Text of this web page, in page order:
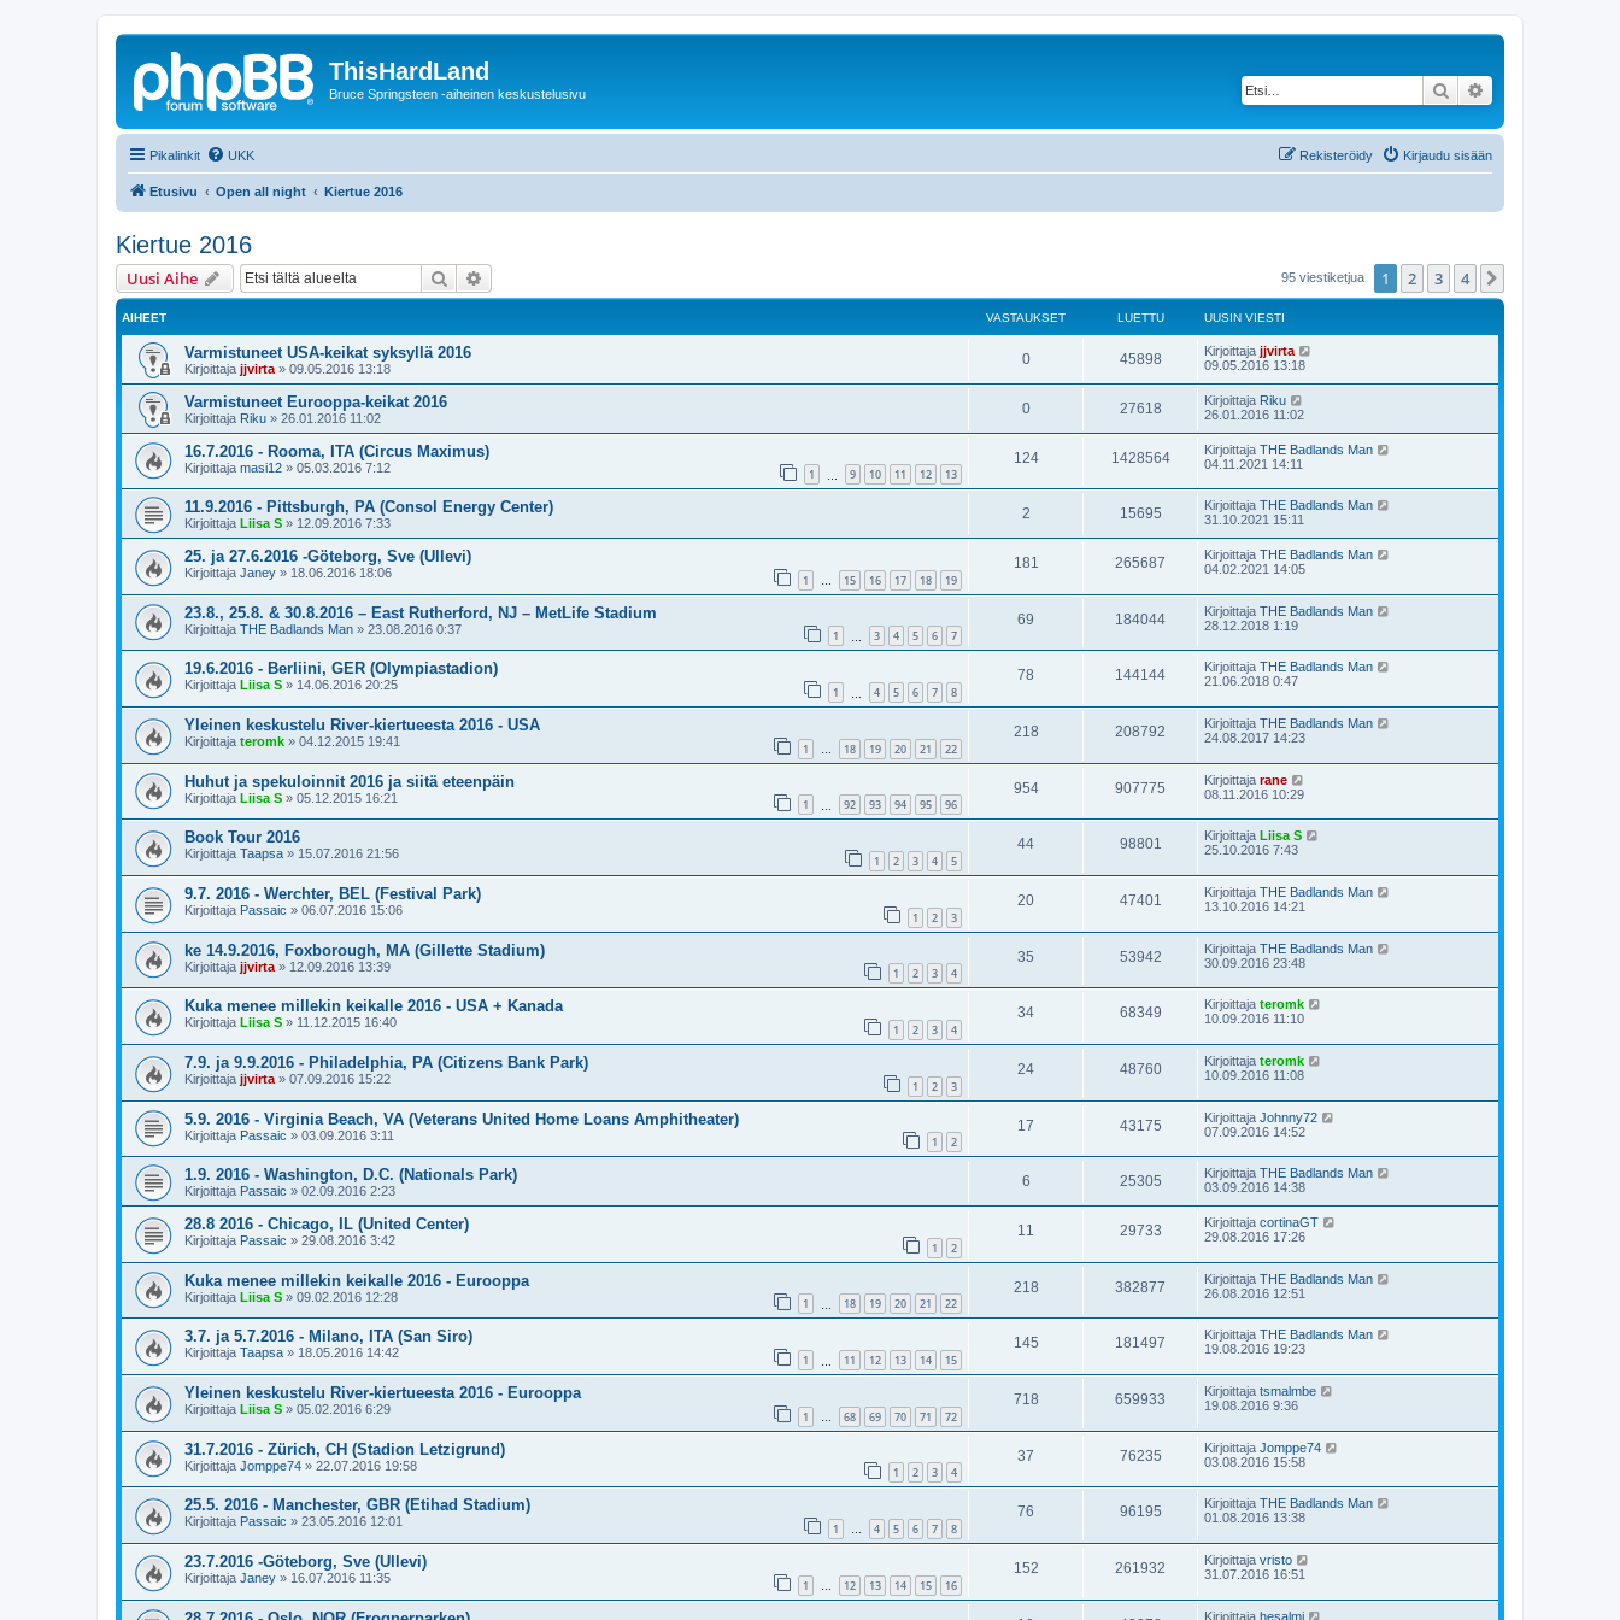
ThisHardLand
Bruce Springsteen -aiheinen keskustelusivu Etsi
Pikalinkit UKK Kirjaudu sisään
Rekisteröidy
Etusivu Open all night Kiertue 2016
Kiertue 2016
Uusi Aihe Etsi 95 viestiketjua 1 2 3 4
AIHEET VASTAUKSET LUETTU UUSIN VIESTI
Varmistuneet USA-keikat syksyllä 2016
Kirjoittaja jjvirta » 09.05.2016 13:18
0 45898 Kirjoittaja jjvirta
09.05.2016 13:18
Varmistuneet Eurooppa-keikat 2016
Kirjoittaja Riku » 26.01.2016 11:02
0 27618 Kirjoittaja Riku
26.01.2016 11:02
16.7.2016 - Rooma, ITA (Circus Maximus)
Kirjoittaja masi12 » 05.03.2016 7:12 1 9 10 11 12 13
124 1428564 Kirjoittaja THE Badlands Man
04.11.2021 14:11
11.9.2016 - Pittsburgh, PA (Consol Energy Center)
Kirjoittaja Liisa S » 12.09.2016 7:33
2 15695 Kirjoittaja THE Badlands Man
31.10.2021 15:11
25. ja 27.6.2016 -Göteborg, Sve (Ullevi)
Kirjoittaja Janey » 18.06.2016 18:06 1 … 15 16 17 18 19
181 265687 Kirjoittaja THE Badlands Man
04.02.2021 14:05
23.8., 25.8. & 30.8.2016 – East Rutherford, NJ – MetLife Stadium
Kirjoittaja THE Badlands Man » 23.08.2016 0:37 1 3 4 5 6 7
69 184044 Kirjoittaja THE Badlands Man
28.12.2018 1:19
19.6.2016 - Berliini, GER (Olympiastadion)
Kirjoittaja Liisa S » 14.06.2016 20:25 1 4 5 6 7 8
78 144144 Kirjoittaja THE Badlands Man
21.06.2018 0:47
Yleinen keskustelu River-kiertueesta 2016 - USA
Kirjoittaja teromk » 04.12.2015 19:41 1 … 18 19 20 21 22
218 208792 Kirjoittaja THE Badlands Man
24.08.2017 14:23
Huhut ja spekuloinnit 2016 ja siitä eteenpäin
Kirjoittaja Liisa S » 05.12.2015 16:21 1 92 93 94 95 96
954 907775 Kirjoittaja rane
08.11.2016 10:29
Book Tour 2016
Kirjoittaja Taapsa » 15.07.2016 21:56 1 2 3 4 5
44 98801 Kirjoittaja Liisa S
25.10.2016 7:43
9.7. 2016 - Werchter, BEL (Festival Park)
Kirjoittaja Passaic » 06.07.2016 15:06 1 2 3
20 47401 Kirjoittaja THE Badlands Man
13.10.2016 14:21
ke 14.9.2016, Foxborough, MA (Gillette Stadium)
Kirjoittaja jjvirta » 12.09.2016 13:39 1 2 3 4
35 53942 Kirjoittaja THE Badlands Man
30.09.2016 23:48
Kuka menee millekin keikalle 2016 - USA + Kanada
Kirjoittaja Liisa S » 11.12.2015 16:40 1 2 3 4
34 68349 Kirjoittaja teromk
10.09.2016 11:10
7.9. ja 9.9.2016 - Philadelphia, PA (Citizens Bank Park)
Kirjoittaja jjvirta » 07.09.2016 15:22 1 2 3
24 48760 Kirjoittaja teromk
10.09.2016 11:08
5.9. 2016 - Virginia Beach, VA (Veterans United Home Loans Amphitheater)
Kirjoittaja Passaic » 03.09.2016 3:11 1 2
17 43175 Kirjoittaja Johnny72
07.09.2016 14:52
1.9. 2016 - Washington, D.C. (Nationals Park)
Kirjoittaja Passaic » 02.09.2016 2:23
6 25305 Kirjoittaja THE Badlands Man
03.09.2016 14:38
28.8 2016 - Chicago, IL (United Center)
Kirjoittaja Passaic » 29.08.2016 3:42 1 2
11 29733 Kirjoittaja cortinaGT
29.08.2016 17:26
Kuka menee millekin keikalle 2016 - Eurooppa
Kirjoittaja Liisa S » 09.02.2016 12:28 1 18 19 20 21 22
218 382877 Kirjoittaja THE Badlands Man
26.08.2016 12:51
3.7. ja 5.7.2016 - Milano, ITA (San Siro)
Kirjoittaja Taapsa » 18.05.2016 14:42 1 11 12 13 14 15
145 181497 Kirjoittaja THE Badlands Man
19.08.2016 19:23
Yleinen keskustelu River-kiertueesta 2016 - Eurooppa
Kirjoittaja Liisa S » 05.02.2016 6:29 1 … 68 69 70 71 72
718 659933 Kirjoittaja tsmalmbe
19.08.2016 9:36
31.7.2016 - Zürich, CH (Stadion Letzigrund)
Kirjoittaja Jomppe74 » 22.07.2016 19:58 1 2 3 4
37 76235 Kirjoittaja Jomppe74
03.08.2016 15:58
25.5. 2016 - Manchester, GBR (Etihad Stadium)
Kirjoittaja Passaic » 23.05.2016 12:01 1 … 4 5 6 7 8
76 96195 Kirjoittaja THE Badlands Man
01.08.2016 13:38
23.7.2016 -Göteborg, Sve (Ullevi)
Kirjoittaja Janey » 16.07.2016 11:35 1 … 12 13 14 15 16
152 261932 Kirjoittaja vristo
31.07.2016 16:51
Kirjoittaja hesalmi